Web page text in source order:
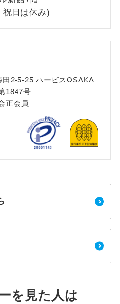
祝日は休み)
2-5-25 ハービスOSAKA
1847号
正会員
を見た人は